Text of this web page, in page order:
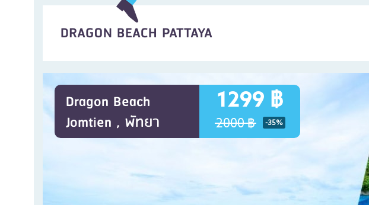
DRAGON BEACH PATTAYA
Dragon Beach
Jomtien , พัทยา
1299 ฿
2000 ฿ -35%